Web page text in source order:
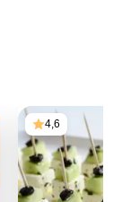
4,6